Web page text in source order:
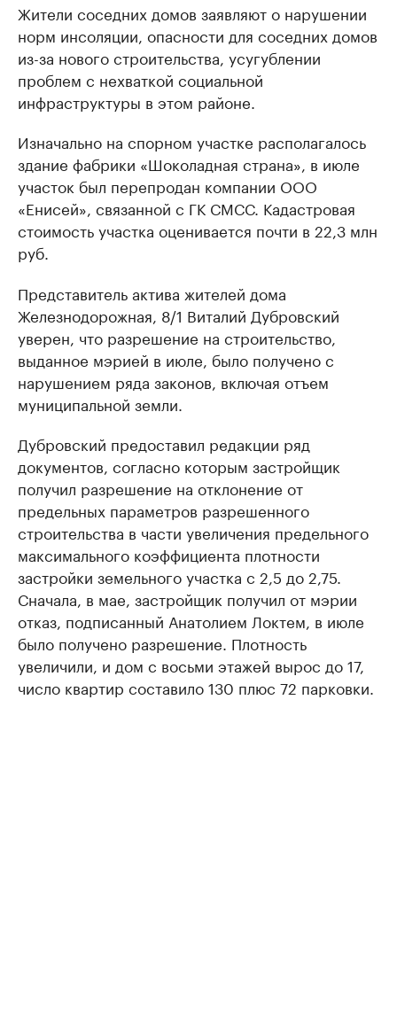
Жители соседних домов заявляют о нарушении
норм инсоляции, опасности для соседних домов
из-за нового строительства, усугублении
проблем с нехваткой социальной
инфраструктуры в этом районе.
Изначально на спорном участке располагалось
здание фабрики «Шоколадная страна», в июле
участок был перепродан компании ООО
«Енисей», связанной с ГК СМСС. Кадастровая
стоимость участка оценивается почти в 22,3 млн
руб.
Представитель актива жителей дома
Железнодорожная, 8/1 Виталий Дубровский
уверен, что разрешение на строительство,
выданное мэрией в июле, было получено с
нарушением ряда законов, включая отъем
муниципальной земли.
Дубровский предоставил редакции ряд
документов, согласно которым застройщик
получил разрешение на отклонение от
предельных параметров разрешенного
строительства в части увеличения предельного
максимального коэффициента плотности
застройки земельного участка с 2,5 до 2,75.
Сначала, в мае, застройщик получил от мэрии
отказ, подписанный Анатолием Локтем, в июле
было получено разрешение. Плотность
увеличили, и дом с восьми этажей вырос до 17,
число квартир составило 130 плюс 72 парковки.